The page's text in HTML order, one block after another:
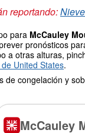
reportando:
para McCauley
pronósticos
a otras alturas,
United States.
de congelación y